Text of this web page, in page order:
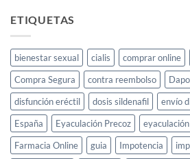
ETIQUETAS
bienestar sexual cialis comprar online
Compra Segura
contra reembolso
disfunción eréctil
dosis sildenafil envío
España
Eyaculación Precoz
Farmacia Online
guia Impotencia